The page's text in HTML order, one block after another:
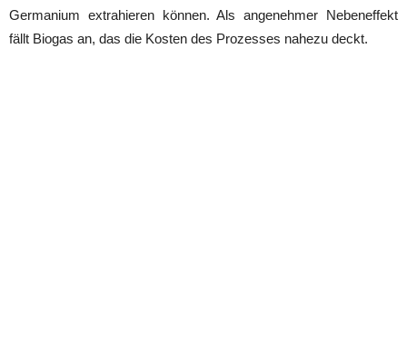
Germanium extrahieren können. Als angenehmer Nebeneffekt
fällt Biogas an, das die Kosten des Prozesses nahezu deckt.